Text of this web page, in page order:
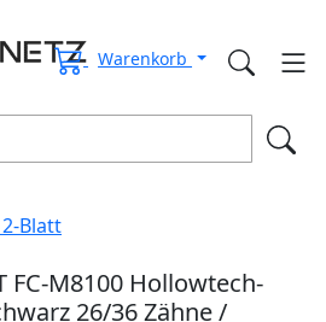
Warenkorb
Blatt
FC-M8100 Hollowtech-
26/36 Zähne /